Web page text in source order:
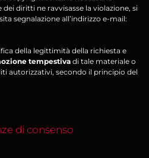
diritti ne ravvisasse la violazione, si
segnalazione all’indirizzo e-mail:
della legittimità della richiesta e
tempestiva di tale materiale o
autorizzativi, secondo il principio del
di consenso